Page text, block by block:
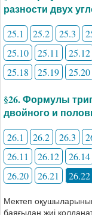
разности двух
25.1 25.2 25.3
25.10
25.11 25.12
25.18
25.19 25.20
§26. Формулы
двойного и
26.1 26.2 26.3
26.11
26.12 26.14
26.20
26.21 26.22
Мектеп
баяғыдан жиі